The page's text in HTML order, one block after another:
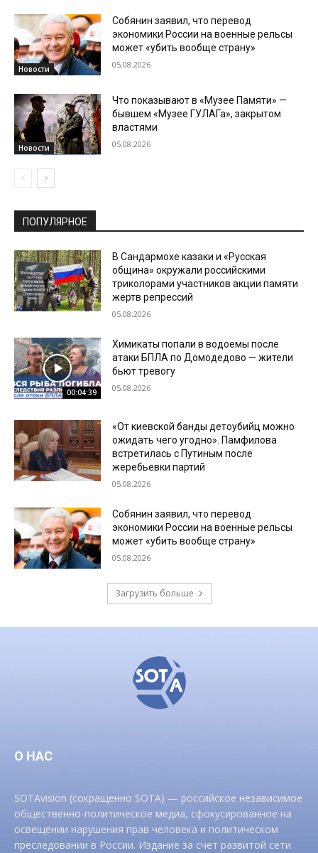
Новости
Собянин заявил, что перевод
экономики России на военные рельсы
может «убить вообще страну»
05.08.2026
Новости
Что показывают в «Музее Памяти» —
бывшем «Музее ГУЛАГа», закрытом
властями
05.08.2026
ПОПУЛЯРНОЕ
В Сандармохе казаки и «Русская
община» окружали российскими
триколорами участников акции памяти
жертв репрессий
05.08.2026
00:04:39
Химикаты попали в водоемы после
атаки БПЛА по Домодедово — жители
бьют тревогу
05.08.2026
«От киевской банды детоубийц можно
ожидать чего угодно». Памфилова
встретилась с Путиным после
жеребьевки партий
05.08.2026
Собянин заявил, что перевод
экономики России на военные рельсы
может «убить вообще страну»
05.08.2026
Загрузить больше
О НАС
SOTAvision (сокращенно SOTA) — российское независимое
общественно-политическое медиа, сфокусированное на
освещении нарушения прав человека и политическом
преследовании в России. Издание за счет развитой сети